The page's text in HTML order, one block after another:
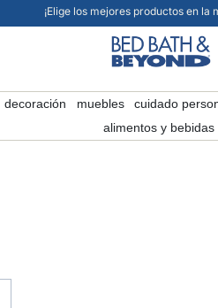
¡Elige los mejores productos en la
decoración muebles cuidado
alimentos y bebidas